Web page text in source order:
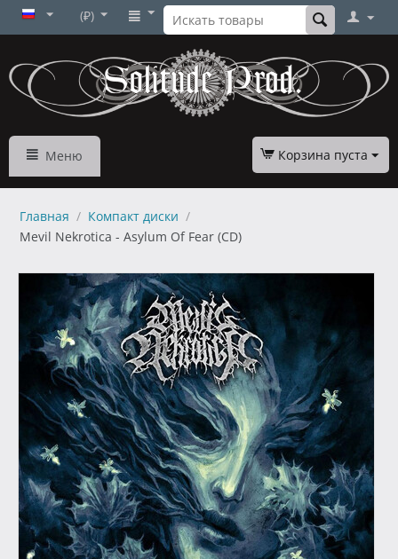
(₽)
Меню Корзина пуста
Главная / Компакт диски /
Mevil Nekrotica - Asylum Of Fear (CD)